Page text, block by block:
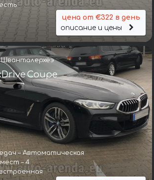
цена от €322 в день
описание и цены
Coupe
– Автоматическая
– 4